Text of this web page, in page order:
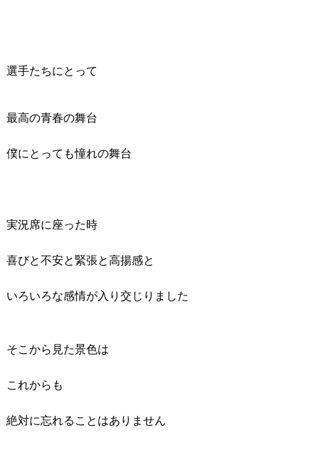
選手たちにとって
最高の青春の舞台
僕にとっても憧れの舞台
実況席に座った時
喜びと不安と緊張と高揚感と
いろいろな感情が入り交じりました
そこから見た景色は
これからも
絶対に忘れることはありません